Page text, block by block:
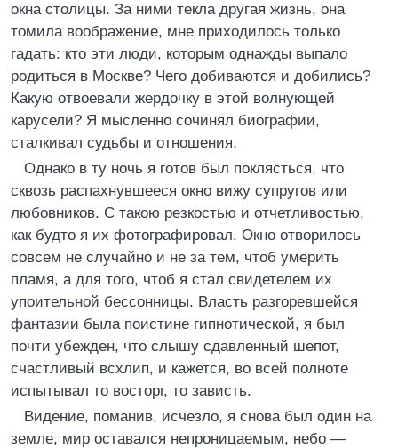
окна столицы. За ними текла другая жизнь, она
томила воображение, мне приходилось только
гадать: кто эти люди, которым однажды выпало
родиться в Москве? Чего добиваются и добились?
Какую отвоевали жердочку в этой волнующей
карусели? Я мысленно сочинял биографии,
сталкивал судьбы и отношения.
Однако в ту ночь я готов был поклясться, что
сквозь распахнувшееся окно вижу супругов или
любовников. С такою резкостью и отчетливостью,
как будто я их фотографировал. Окно отворилось
совсем не случайно и не за тем, чтоб умерить
пламя, а для того, чтоб я стал свидетелем их
упоительной бессонницы. Власть разгоревшейся
фантазии была поистине гипнотической, я был
почти убежден, что слышу сдавленный шепот,
счастливый всхлип, и кажется, во всей полноте
испытывал то восторг, то зависть.
Видение, поманив, исчезло, я снова был один на
земле, мир оставался непроницаемым, небо —